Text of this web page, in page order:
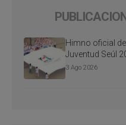
Himno oficial
Juventud Seúl
3 Ago 2026